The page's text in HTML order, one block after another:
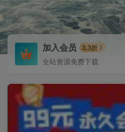
加入会员 3.3折
全站资源免费下载